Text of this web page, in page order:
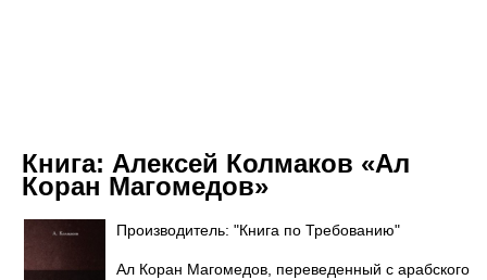
Книга: Алексей Колмаков «Ал
Коран Магомедов»
Производитель: "Книга по Требованию"
Ал Коран Магомедов, переведенный с арабского